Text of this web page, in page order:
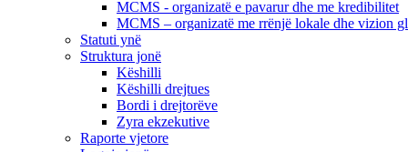
MCMS - organizatë e pavarur dhe me kredibilitet
MCMS – organizatë me rrënjë lokale dhe vizion
Statuti ynë
Struktura jonë
Këshilli
Këshilli drejtues
Bordi i drejtorëve
Zyra ekzekutive
Raporte vjetore